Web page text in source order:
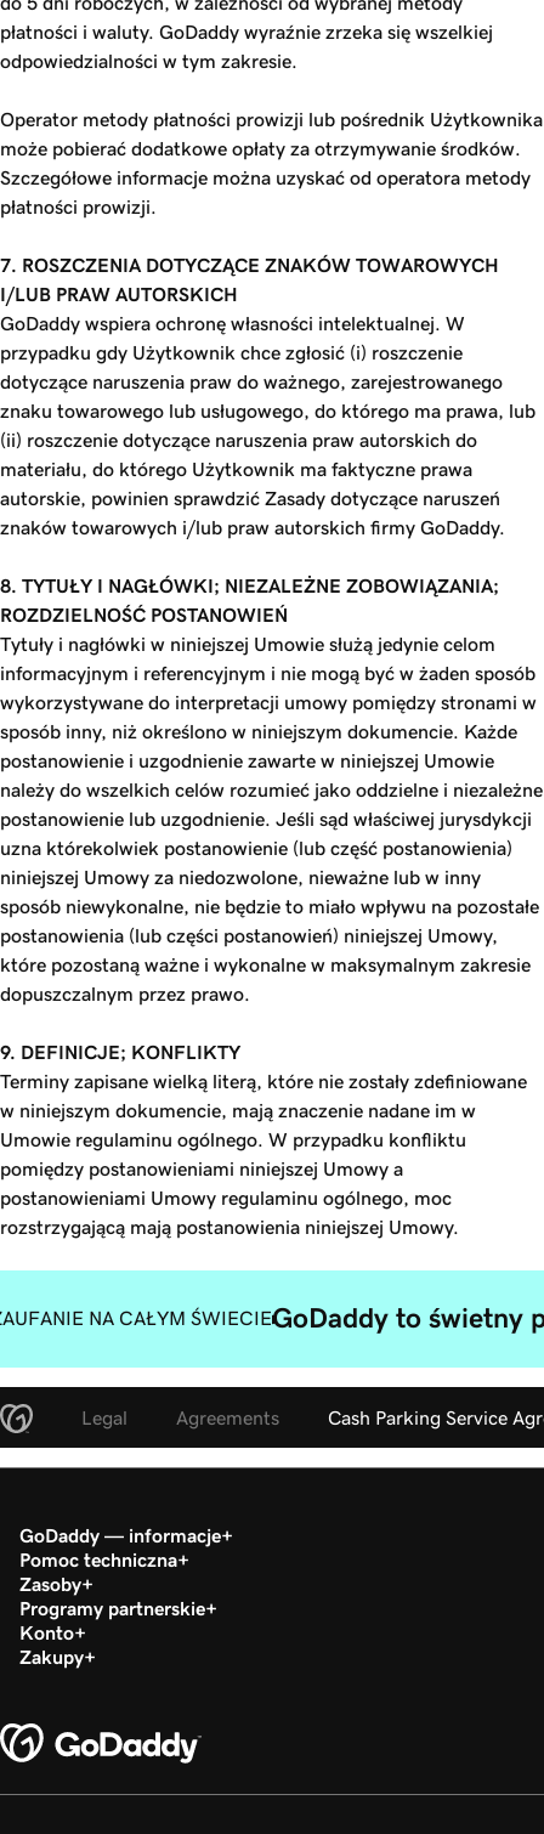
płatności i waluty. GoDaddy wyraźnie zrzeka się wszelkiej
odpowiedzialności w tym zakresie.
Operator metody płatności prowizji lub pośrednik Użytkownika
może pobierać dodatkowe opłaty za otrzymywanie środków.
Szczegółowe informacje można uzyskać od operatora metody
płatności prowizji.
7. ROSZCZENIA DOTYCZĄCE ZNAKÓW TOWAROWYCH
I/LUB PRAW AUTORSKICH
GoDaddy wspiera ochronę własności intelektualnej. W
przypadku gdy Użytkownik chce zgłosić (i) roszczenie
dotyczące naruszenia praw do ważnego, zarejestrowanego
znaku towarowego lub usługowego, do którego ma prawa, lub
(ii) roszczenie dotyczące naruszenia praw autorskich do
materiału, do którego Użytkownik ma faktyczne prawa
autorskie, powinien sprawdzić Zasady dotyczące naruszeń
znaków towarowych i/lub praw autorskich firmy GoDaddy.
8. TYTUŁY I NAGŁÓWKI; NIEZALEŻNE ZOBOWIĄZANIA;
ROZDZIELNOŚĆ POSTANOWIEŃ
Tytuły i nagłówki w niniejszej Umowie służą jedynie celom
informacyjnym i referencyjnym i nie mogą być w żaden sposób
wykorzystywane do interpretacji umowy pomiędzy stronami w
sposób inny, niż określono w niniejszym dokumencie. Każde
postanowienie i uzgodnienie zawarte w niniejszej Umowie
należy do wszelkich celów rozumieć jako oddzielne i niezależne
postanowienie lub uzgodnienie. Jeśli sąd właściwej jurysdykcji
uzna którekolwiek postanowienie (lub część postanowienia)
niniejszej Umowy za niedozwolone, nieważne lub w inny
sposób niewykonalne, nie będzie to miało wpływu na pozostałe
postanowienia (lub części postanowień) niniejszej Umowy,
które pozostaną ważne i wykonalne w maksymalnym zakresie
dopuszczalnym przez prawo.
9. DEFINICJE; KONFLIKTY
Terminy zapisane wielką literą, które nie zostały zdefiniowane
w niniejszym dokumencie, mają znaczenie nadane im w
Umowie regulaminu ogólnego. W przypadku konfliktu
pomiędzy postanowieniami niniejszej Umowy a
postanowieniami Umowy regulaminu ogólnego, moc
rozstrzygającą mają postanowienia niniejszej Umowy.
NA CAŁYM ŚWIECIEGoDaddy to świetny
Legal Agreements Cash Parking Service
GoDaddy — informacje
Pomoc techniczna
Zasoby
Programy partnerskie
Konto
Zakupy